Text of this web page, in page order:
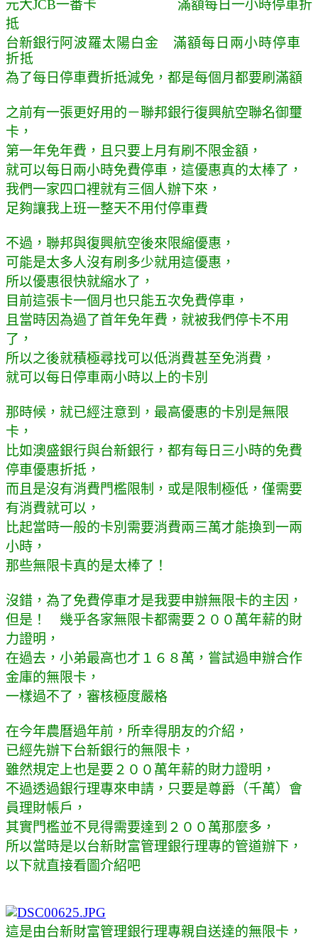
元大JCB一番卡 滿額每日一小時停車折
抵
台新銀行阿波羅太陽白金 滿額每日兩小時停車
折抵
為了每日停車費折抵減免， 都是每個月都要刷滿額
之前有一張更好用的－聯邦銀行復興航空聯名御璽
卡，
第一年免年費，且只要上月有刷不限金額，
就可以每日兩小時免費停車，這優惠真的太棒了，
我們一家四口裡就有三個人辦下來，
足夠讓我上班一整天不用付停車費
不過，聯邦與復興航空後來限縮優惠，
可能是太多人沒有刷多少就用這優惠，
所以優惠很快就縮水了，
目前這張卡一個月也只能五次免費停車，
且當時因為過了首年免年費，就被我們停卡不用
了，
所以之後就積極尋找可以低消費甚至免消費，
就可以每日停車兩小時以上的卡別
那時候，就已經注意到，最高優惠的卡別是無限
卡，
比如澳盛銀行與台新銀行，都有每日三小時的免費
停車優惠折抵，
而且是沒有消費門檻限制，或是限制極低，僅需要
有消費就可以，
比起當時一般的卡別需要消費兩三萬才能換到一兩
小時，
那些無限卡真的是太棒了！
沒錯，為了免費停車才是我要申辦無限卡的主因，
但是！ 幾乎各家無限卡都需要２００萬年薪的財
力證明，
在過去，小弟最高也才１６８萬，嘗試過申辦合作
金庫的無限卡，
一樣過不了，審核極度嚴格
在今年農曆過年前，所幸得朋友的介紹，
已經先辦下台新銀行的無限卡，
雖然規定上也是要２００萬年薪的財力證明，
不過透過銀行理專來申請，只要是尊爵（千萬）會
員理財帳戶，
其實門檻並不見得需要達到２００萬那麼多，
所以當時是以台新財富管理銀行理專的管道辦下，
以下就直接看圖介紹吧
這是由台新財富管理銀行理專親自送達的無限卡，